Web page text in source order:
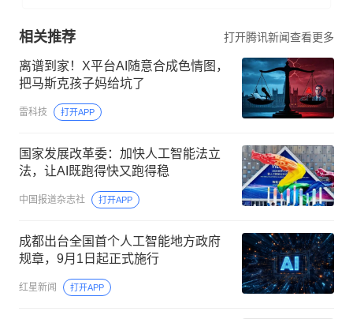
相关推荐 打开腾讯新闻查看更多
离谱到家！X平台AI随意合成色情图，
把马斯克孩子妈给坑了
雷科技 打开APP
国家发展改革委：加快人工智能法立
法，让AI既跑得快又跑得稳
中国报道杂志社 打开APP
成都出台全国首个人工智能地方政府
规章，9月1日起正式施行
红星新闻 打开APP